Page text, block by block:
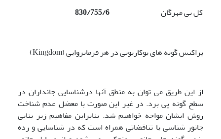
کل بی مهرگان
830/755/6
پراکنش گونه های یوکاریوتی در هر فرمانروایی (Kingdom)
از این طریق می توان به منطق آنها درشناسایی جانداران در
سطح گونه پی برد. در غیر این صورت با معضل عدم شناخت
روش ایشان مواجه خواهیم شد. بنابراین مفاهیم زیر بنایی
جانور شناسی با تناقضاتی همراه است که در شناسایی و رده